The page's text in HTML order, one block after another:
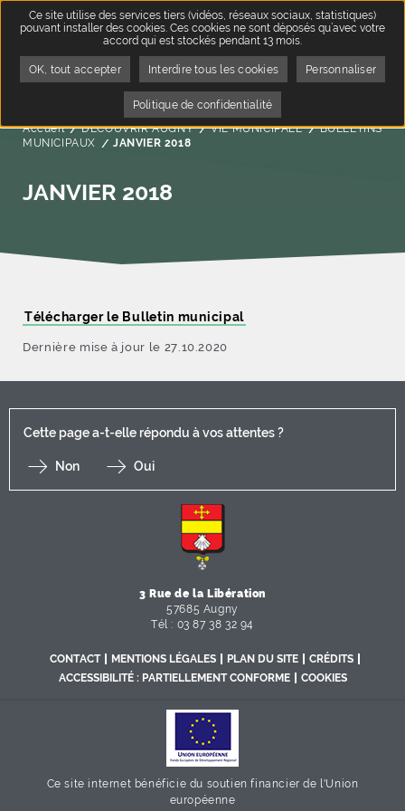
Accueil DÉCOUVRIR AUGNY VIE MUNICIPALE
BULLETINS
MUNICIPAUX
Page active :
JANVIER 2018
JANVIER 2018
Télécharger le Bulletin municipal
Dernière mise à jour le 27.10.2020
Cette page a-t-elle répondu à vos attentes ?
Non Oui
3 Rue de la Libération
57685 Augny
Tél : 03 87 38 32 94
CONTACT MENTIONS LÉGALES PLAN DU SITE
CRÉDITS
ACCESSIBILITÉ : PARTIELLEMENT CONFORME
COOKIES
Ce site internet bénéficie du soutien financier de l'Union
européenne
Ce site utilise des services tiers (vidéos, réseaux sociaux, statistiques)
pouvant installer des cookies. Ces cookies ne sont déposés qu’avec votre
accord qui est stockés pendant 13 mois.
OK, tout accepter Interdire tous les cookies Personnaliser
Politique de confidentialité